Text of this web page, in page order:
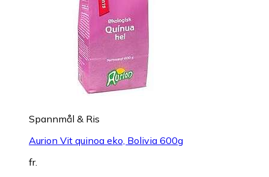
Spannmål & Ris
Aurion Vit quinoa eko, Bolivia 600g
fr.